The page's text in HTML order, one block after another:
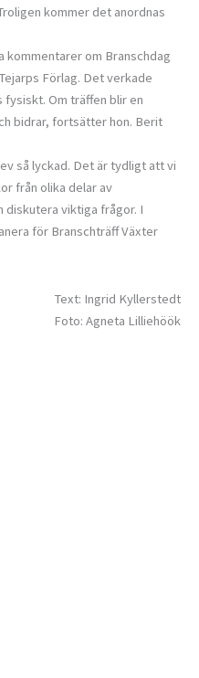
kommer det anordnas
kommentarer om Branschdag
Förlag. Det verkade
Om träffen blir en
bidrar, fortsätter hon. Berit
så lyckad. Det är tydligt att vi
från olika delar av
diskutera viktiga frågor. I
för Branschträff Växter
Text: Ingrid Kyllerstedt
Foto: Agneta Lilliehöök